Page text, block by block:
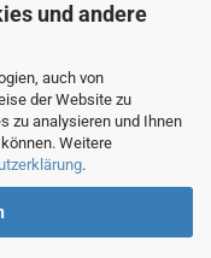
und andere
auch von
der Website zu
zu analysieren und Ihnen
Weitere
.